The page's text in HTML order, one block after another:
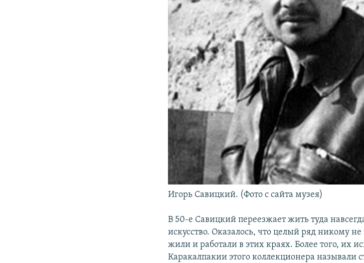
Игорь Савицкий. (Фото с сайта музея)
В 50-е Савицкий переезжает жить туда
искусство. Оказалось, что целый ряд никому
жили и работали в этих краях. Более того, их
Каракалпакии этого коллекционера называли